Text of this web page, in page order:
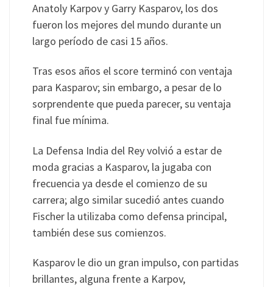
Anatoly Karpov y Garry Kasparov, los dos
fueron los mejores del mundo durante un
largo período de casi 15 años.
Tras esos años el score terminó con ventaja
para Kasparov; sin embargo, a pesar de lo
sorprendente que pueda parecer, su ventaja
final fue mínima.
La Defensa India del Rey volvió a estar de
moda gracias a Kasparov, la jugaba con
frecuencia ya desde el comienzo de su
carrera; algo similar sucedió antes cuando
Fischer la utilizaba como defensa principal,
también dese sus comienzos.
Kasparov le dio un gran impulso, con partidas
brillantes, alguna frente a Karpov,